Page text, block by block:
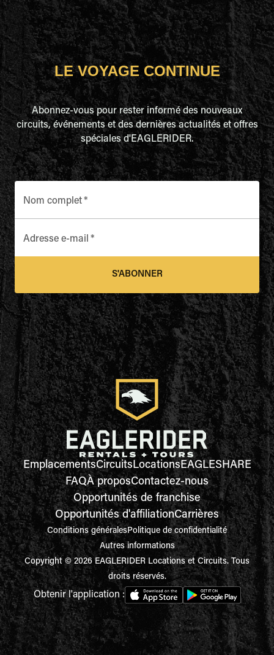
LE VOYAGE CONTINUE
Abonnez-vous pour rester informé des nouveaux
circuits, événements et des dernières actualités et offres
spéciales d'EAGLERIDER.
Nom complet*
Adresse e-mail *
S'ABONNER
EmplacementsCircuitsLocationsEAGLESHARE
FAQÀ proposContactez-nous
Opportunités de franchise
Opportunités d'affiliationCarrières
Conditions généralesPolitique de confidentialité
Autres informations
Copyright © 2026 EAGLERIDER Locations et Circuits. Tous
droits réservés.
Obtenir l'application :